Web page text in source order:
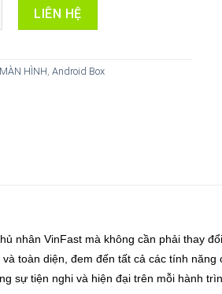
ICAR Elliview D5VF dành cho Vinfast
LIÊN HỆ
HÌNH Android Box
nhân VinFast mà không cần phải thay
toàn diện, đem đến tất cả các tính năng
sự tiện nghi và hiện đại trên mỗi hành